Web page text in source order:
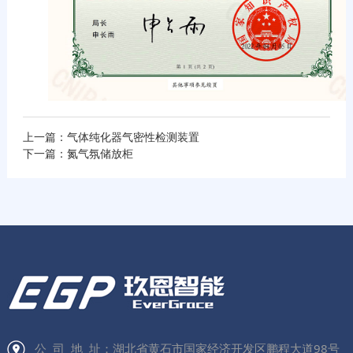
上一篇：气体纯化器气密性检测装置
下一篇：氮气氛储放柜
公 司 地 址：湖北省黄石市国家经济开发区鹏程大道98号